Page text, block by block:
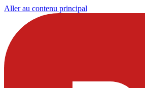
Aller au contenu principal